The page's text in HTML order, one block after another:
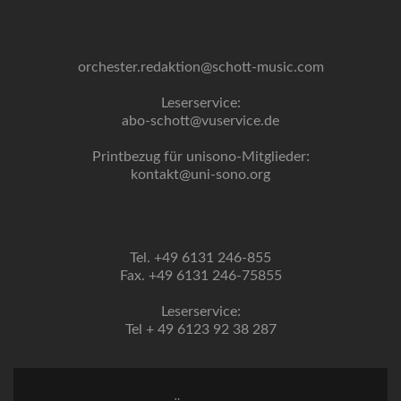
orchester.redaktion@schott-music.com
Leserservice:
abo-schott@vuservice.de
Printbezug für unisono-Mitglieder:
kontakt@uni-sono.org
Tel. +49 6131 246-855
Fax. +49 6131 246-75855
Leserservice:
Tel + 49 6123 92 38 287